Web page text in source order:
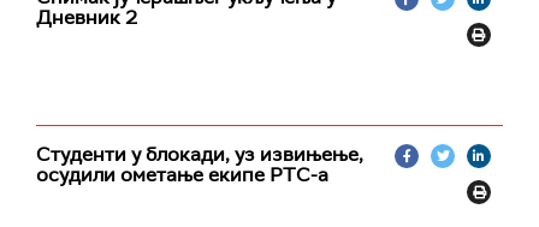
Дневник 2
Студенти у блокади, уз извињење,
осудили ометање екипе РТС-а